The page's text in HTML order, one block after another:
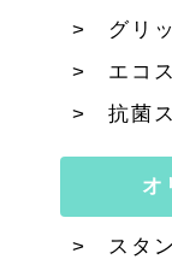
グリ
エコ
抗菌
オ
スタ